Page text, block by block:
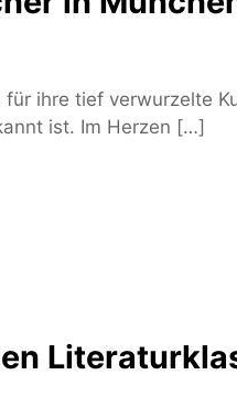
ihre tief verwurzelte
ist. Im Herzen […]